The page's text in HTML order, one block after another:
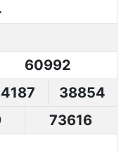
60992
38854
73616